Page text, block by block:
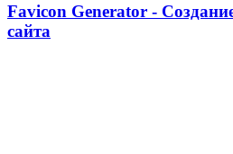
Favicon Generator -
сайта